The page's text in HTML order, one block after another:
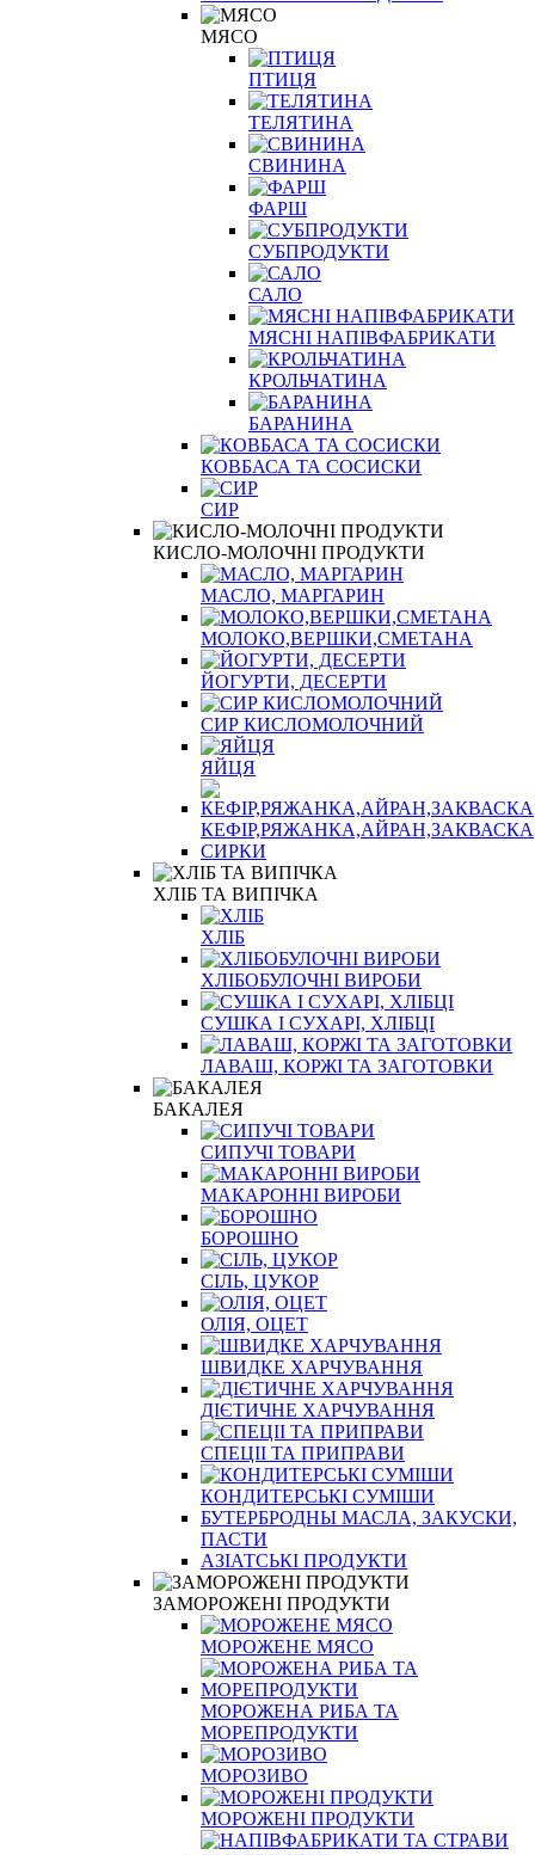
МЯСО
ПТИЦЯ
ТЕЛЯТИНА
СВИНИНА
ФАРШ
СУБПРОДУКТИ
САЛО
МЯСНІ НАПІВФАБРИКАТИ
КРОЛЬЧАТИНА
БАРАНИНА
КОВБАСА ТА СОСИСКИ
СИР
КИСЛО-МОЛОЧНІ ПРОДУКТИ
МАСЛО, МАРГАРИН
МОЛОКО,ВЕРШКИ,СМЕТАНА
ЙОГУРТИ, ДЕСЕРТИ
СИР КИСЛОМОЛОЧНИЙ
ЯЙЦЯ
КЕФІР,РЯЖАНКА,АЙРАН,ЗАКВАСКА
СИРКИ
ХЛІБ ТА ВИПІЧКА
ХЛІБ
ХЛІБОБУЛОЧНІ ВИРОБИ
СУШКА І СУХАРІ, ХЛІБЦІ
ЛАВАШ, КОРЖІ ТА ЗАГОТОВКИ
БАКАЛЕЯ
СИПУЧІ ТОВАРИ
МАКАРОННІ ВИРОБИ
БОРОШНО
СІЛЬ, ЦУКОР
ОЛІЯ, ОЦЕТ
ШВИДКЕ ХАРЧУВАННЯ
ДІЄТИЧНЕ ХАРЧУВАННЯ
СПЕЦІІ ТА ПРИПРАВИ
КОНДИТЕРСЬКІ СУМІШИ
БУТЕРБРОДНЫ МАСЛА, ЗАКУСКИ,
ПАСТИ
АЗІАТСЬКІ ПРОДУКТИ
ЗАМОРОЖЕНІ ПРОДУКТИ
МОРОЖЕНЕ МЯСО
МОРОЖЕНА РИБА ТА
МОРЕПРОДУКТИ
МОРОЗИВО
МОРОЖЕНІ ПРОДУКТИ